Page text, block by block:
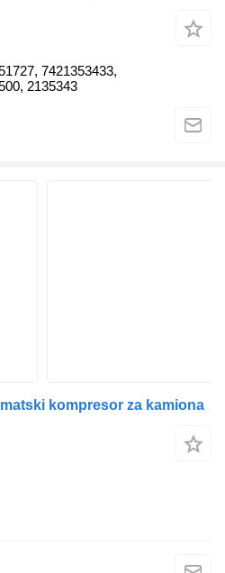
7421353433,
2135343
kompresor za kamiona